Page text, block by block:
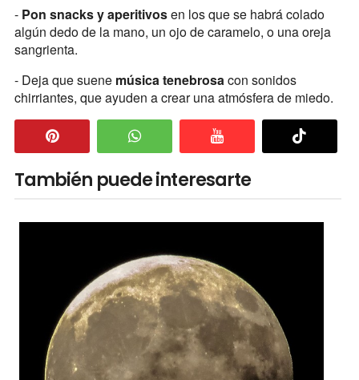
- Pon snacks y aperitivosen los que se habrá colado
algún dedo de la mano, un ojo de caramelo, o una oreja
sangrienta.
- Deja que suene música tenebrosacon sonidos
chirriantes, que ayuden a crear una atmósfera de miedo.
También puede interesarte